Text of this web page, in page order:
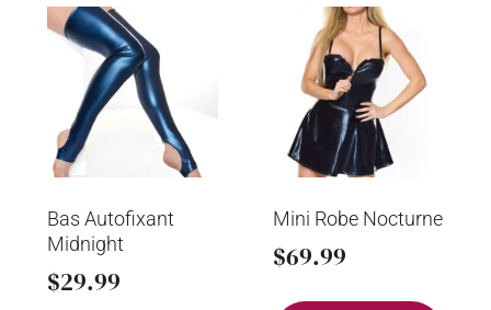
Bas Autofixant
Midnight
$29.99
Mini Robe Nocturne
$69.99